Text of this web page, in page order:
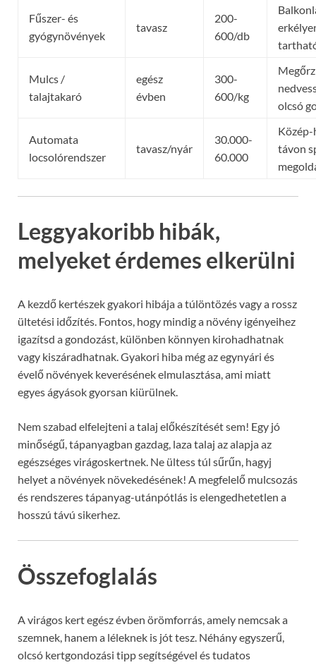
Fűszer- és
gyógynövények
tavasz
200-
600/db
Mulcs /
talajtakaró
egész
évben
300-
600/kg
olcsó
Automata
locsolórendszer
tavasz/nyár
30.000-
60.000
Közép-
távon
Leggyakoribb hibák,
melyeket érdemes elkerülni
A kezdő kertészek gyakori hibája a túlöntözés vagy a rossz
ültetési időzítés. Fontos, hogy mindig a növény igényeihez
igazítsd a gondozást, különben könnyen kirohadhatnak
vagy kiszáradhatnak. Gyakori hiba még az egynyári és
évelő növények keverésének elmulasztása, ami miatt
egyes ágyások gyorsan kiürülnek.
Nem szabad elfelejteni a talaj előkészítését sem! Egy jó
minőségű, tápanyagban gazdag, laza talaj az alapja az
egészséges virágoskertnek. Ne ültess túl sűrűn, hagyj
helyet a növények növekedésének! A megfelelő mulcsozás
és rendszeres tápanyag-utánpótlás is elengedhetetlen a
hosszú távú sikerhez.
Összefoglalás
A virágos kert egész évben örömforrás, amely nemcsak a
szemnek, hanem a léleknek is jót tesz. Néhány egyszerű,
olcsó kertgondozási tipp segítségével és tudatos